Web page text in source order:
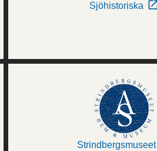
Sjöhistoriska
Strindbergsmuseet